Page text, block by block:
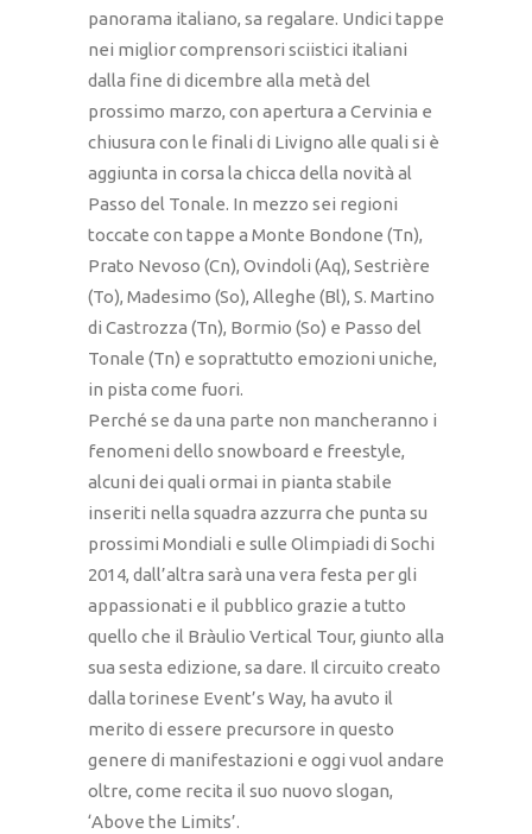
panorama italiano, sa regalare. Undici tappe
nei miglior comprensori sciistici italiani
dalla fine di dicembre alla metà del
prossimo marzo, con apertura a Cervinia e
chiusura con le finali di Livigno alle quali si è
aggiunta in corsa la chicca della novità al
Passo del Tonale. In mezzo sei regioni
toccate con tappe a Monte Bondone (Tn),
Prato Nevoso (Cn), Ovindoli (Aq), Sestrière
(To), Madesimo (So), Alleghe (Bl), S. Martino
di Castrozza (Tn), Bormio (So) e Passo del
Tonale (Tn) e soprattutto emozioni uniche,
in pista come fuori.
Perché se da una parte non mancheranno i
fenomeni dello snowboard e freestyle,
alcuni dei quali ormai in pianta stabile
inseriti nella squadra azzurra che punta su
prossimi Mondiali e sulle Olimpiadi di Sochi
2014, dall’altra sarà una vera festa per gli
appassionati e il pubblico grazie a tutto
quello che il Bràulio Vertical Tour, giunto alla
sua sesta edizione, sa dare. Il circuito creato
dalla torinese Event’s Way, ha avuto il
merito di essere precursore in questo
genere di manifestazioni e oggi vuol andare
oltre, come recita il suo nuovo slogan,
‘Above the Limits’.